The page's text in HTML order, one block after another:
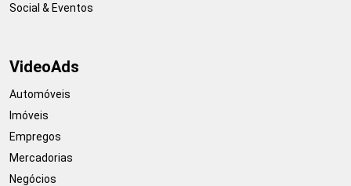
Social & Eventos
VideoAds
Automóveis
Imóveis
Empregos
Mercadorias
Negócios